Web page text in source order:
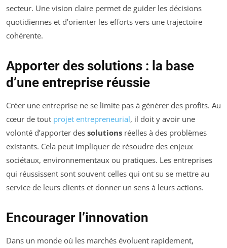
secteur. Une vision claire permet de guider les décisions
quotidiennes et d’orienter les efforts vers une trajectoire
cohérente.
Apporter des solutions : la base
d’une entreprise réussie
Créer une entreprise ne se limite pas à générer des profits. Au
cœur de tout projet entrepreneurial, il doit y avoir une
volonté d’apporter des solutions réelles à des problèmes
existants. Cela peut impliquer de résoudre des enjeux
sociétaux, environnementaux ou pratiques. Les entreprises
qui réussissent sont souvent celles qui ont su se mettre au
service de leurs clients et donner un sens à leurs actions.
Encourager l’innovation
Dans un monde où les marchés évoluent rapidement,